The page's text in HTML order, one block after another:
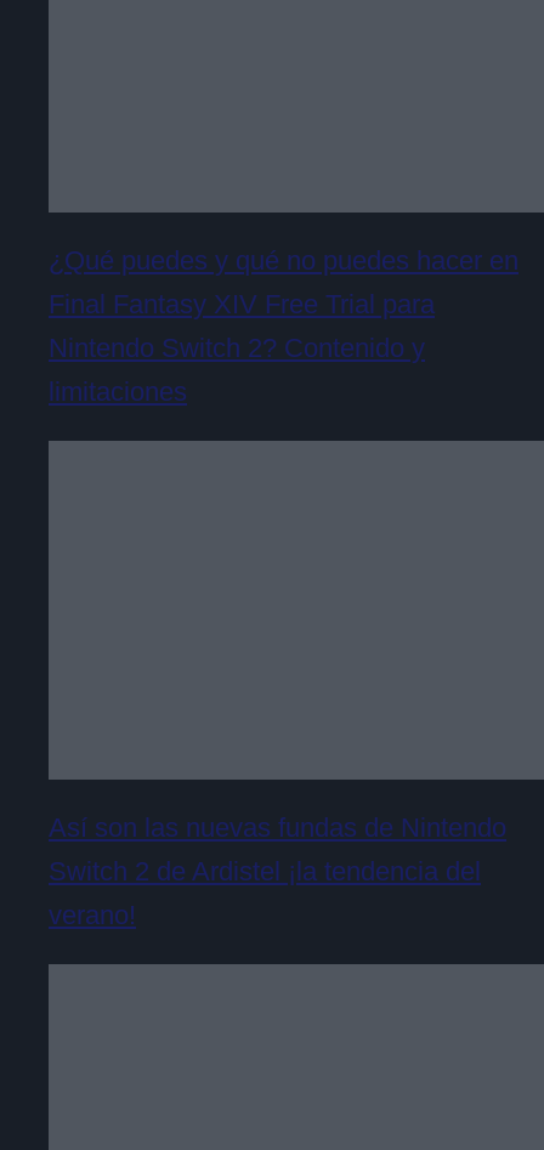
¿Qué puedes y qué no puedes hacer en
Final Fantasy XIV Free Trial para
Nintendo Switch 2? Contenido y
limitaciones
Así son las nuevas fundas de Nintendo
Switch 2 de Ardistel ¡la tendencia del
verano!